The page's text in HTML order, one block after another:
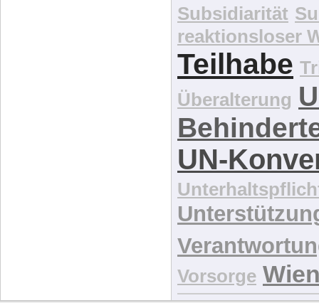
Subsidiarität
reaktionsloser
Teilhabe
Überalterung
UN-
Vorsorge